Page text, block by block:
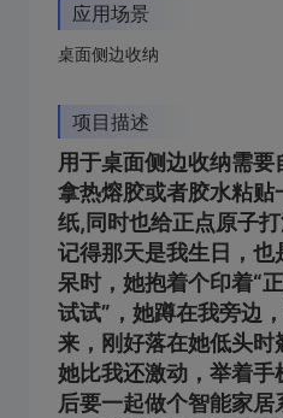
应用场景
桌面侧边收纳
项目描述
用于桌面侧边收纳需
拿热熔胶或者胶水粘
纸,同时也给正点原子
记得那天是我生日，
呆时，她抱着个印着“
试试”，她蹲在我旁边
来，刚好落在她低头
她比我还激动，举着手
后要一起做个智能家